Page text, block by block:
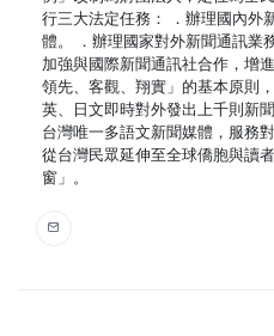
行三大法定任務： ．辦理國內外
體。 ．辦理國家對外新聞通訊業
加強與國際新聞通訊社合作，增
領先、客觀、翔實」的基本原則
英、日文即時對外發出上千則新
台灣唯一多語文新聞媒體，服務
從台灣民眾延伸至全球僑胞與讀
窗」。